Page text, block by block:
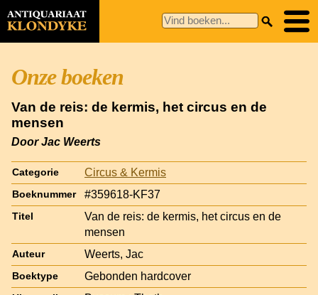
Onze boeken
Van de reis: de kermis, het circus en de
mensen
Door Jac Weerts
Categorie Circus & Kermis
Boeknummer #359618-KF37
Titel
Van de reis: de kermis, het circus en de
mensen
Auteur Weerts, Jac
Boektype Gebonden hardcover